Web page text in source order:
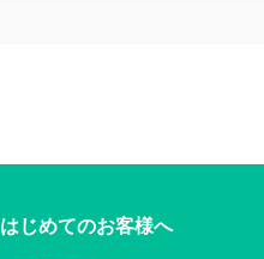
はじめてのお客様へ